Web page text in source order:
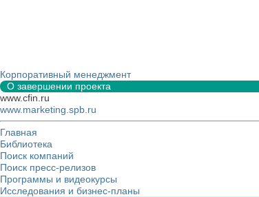
Корпоративный менеджмент
О завершении проекта
www.cfin.ru
www.marketing.spb.ru
Главная
Библиотека
Поиск компаний
Поиск пресс-релизов
Программы и видеокурсы
Исследования и бизнес-планы